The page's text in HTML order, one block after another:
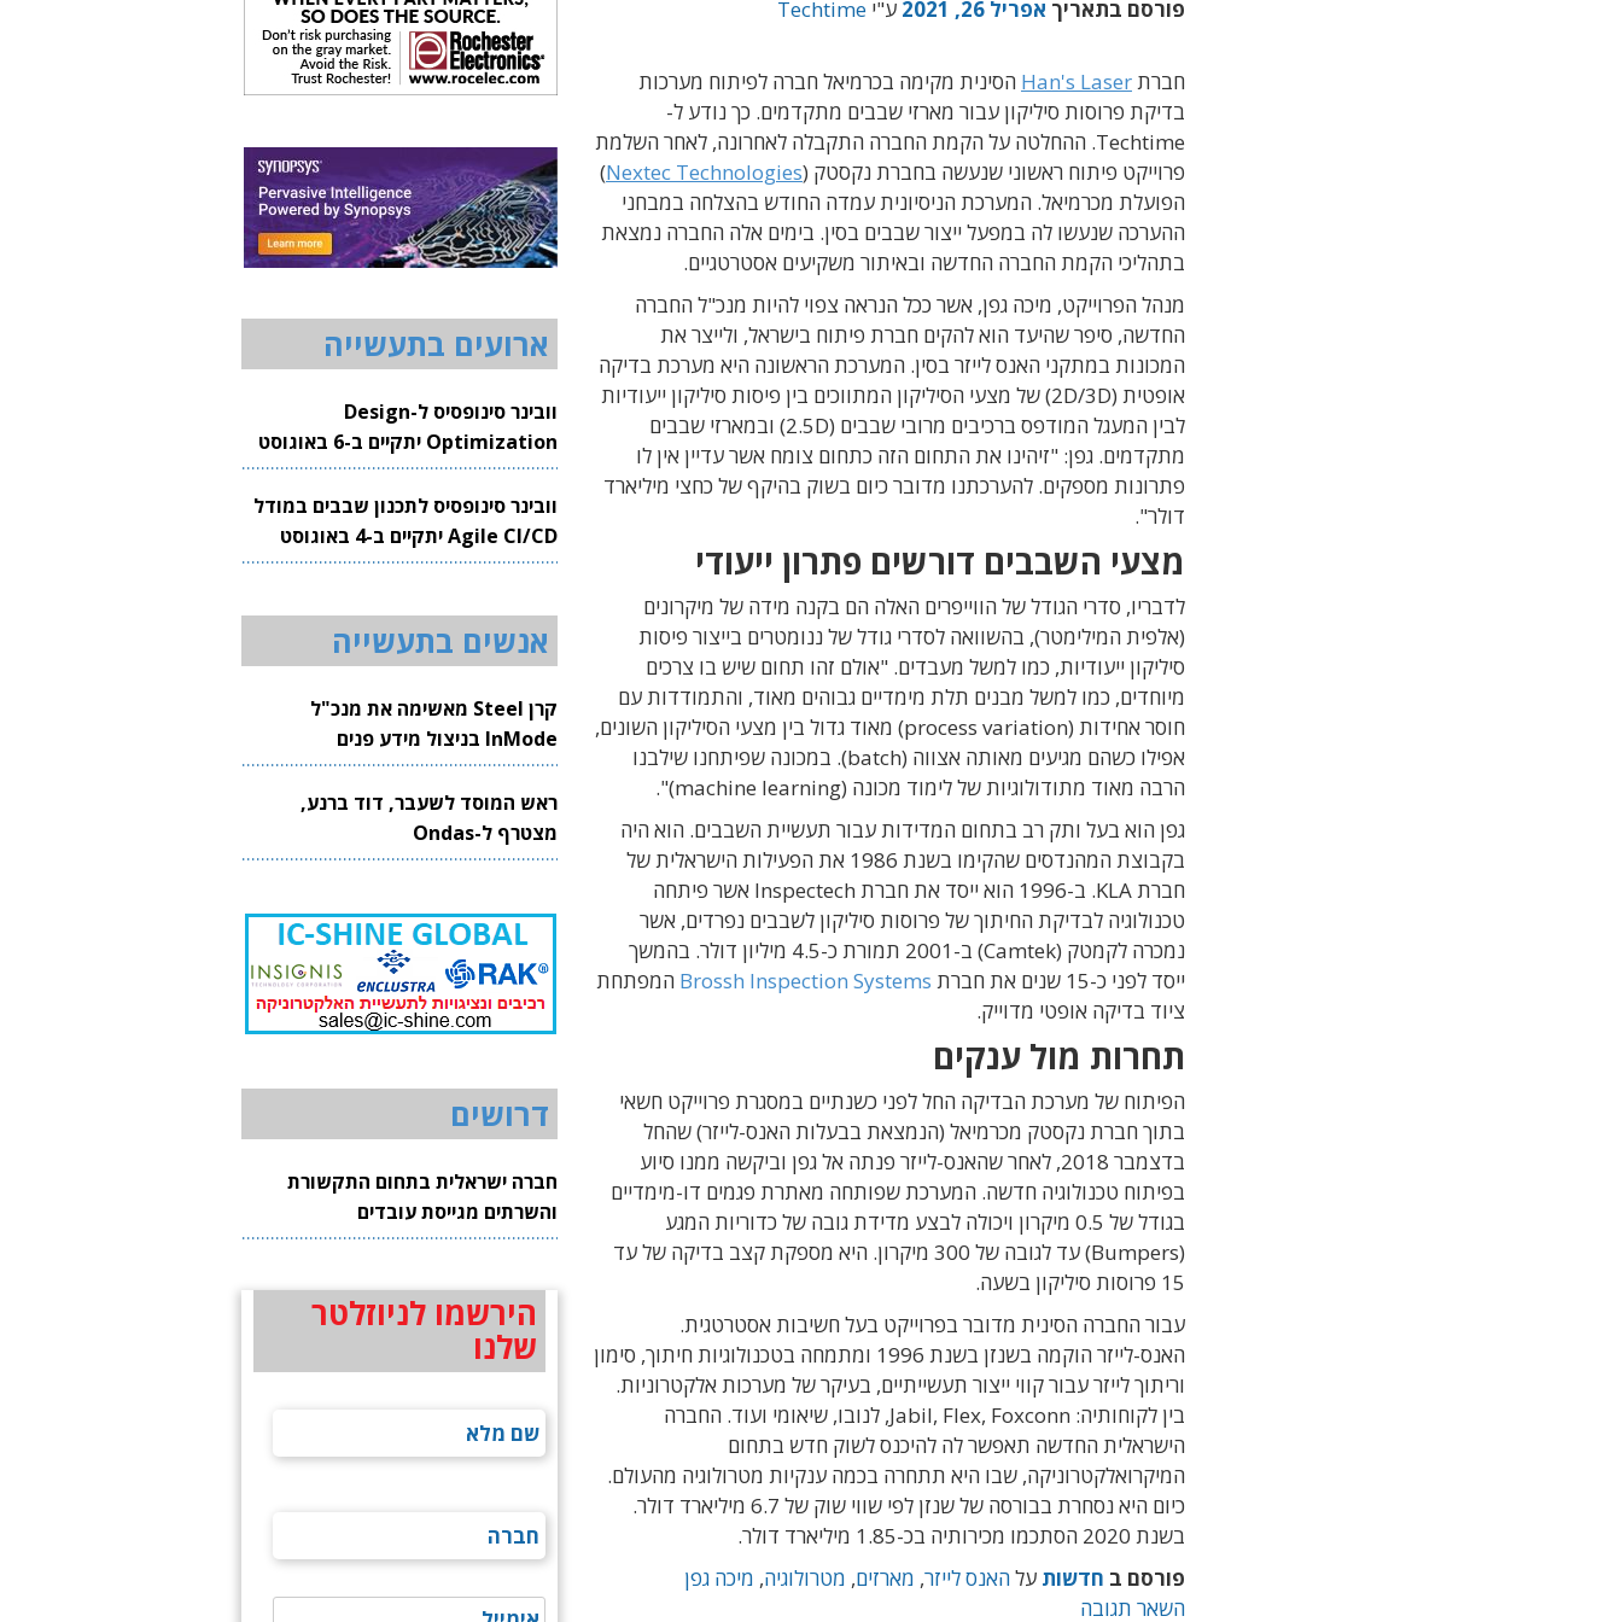
פורסם בתאריך אפריל 26, 2021 ע"י Techtime
חברתHan's Laser הסינית מקימה בכרמיאל חברה לפיתוח מערכות
בדיקת פרוסות סיליקון עבור מארזי שבבים מתקדמים. כך נודע ל-
Techtime. ההחלטה על הקמת החברה התקבלה לאחרונה, לאחר השלמת
פרוייקט פיתוח ראשוני שנעשה בחברת נקסטק (Nextec Technologies
)
הפועלת מכרמיאל. המערכת הניסיונית עמדה החודש בהצלחה במבחני
ההערכה שנעשו לה במפעל ייצור שבבים בסין. בימים אלה החברה נמצאת
בתהליכי הקמת החברה החדשה ובאיתור משקיעים אסטרטגיים.
מנהל הפרוייקט, מיכה גפן, אשר ככל הנראה צפוי להיות מנכ"ל החברה
החדשה, סיפר שהיעד הוא להקים חברת פיתוח בישראל, ולייצר את
המכונות במתקני האנס לייזר בסין. המערכת הראשונה היא מערכת בדיקה
אופטית (2D/3D) של מצעי הסיליקון המתווכים בין פיסות סיליקון ייעודיות
לבין המעגל המודפס ברכיבים מרובי שבבים (2.5D) ובמארזי שבבים
מתקדמים. גפן: "זיהינו את התחום הזה כתחום צומח אשר עדיין אין לו
פתרונות מספקים. להערכתנו מדובר כיום בשוק בהיקף של כחצי מיליארד
דולר".
מצעי השבבים דורשים פתרון ייעודי
לדבריו, סדרי הגודל של הווייפרים האלה הם בקנה מידה של מיקרונים
(אלפית המילימטר), בהשוואה לסדרי גודל של ננומטרים בייצור פיסות
סיליקון ייעודיות, כמו למשל מעבדים. "אולם זהו תחום שיש בו צרכים
מיוחדים, כמו למשל מבנים תלת מימדיים גבוהים מאוד, והתמודדות עם
חוסר אחידות (process variation) מאוד גדול בין מצעי הסיליקון השונים,
אפילו כשהם מגיעים מאותה אצווה (batch). במכונה שפיתחנו שילבנו
הרבה מאוד מתודולוגיות של לימוד מכונה (machine learning)".
גפן הוא בעל ותק רב בתחום המדידות עבור תעשיית השבבים. הוא היה
בקבוצת המהנדסים שהקימו בשנת 1986 את הפעילות הישראלית של
חברת KLA. ב-1996 הוא ייסד את חברת Inspectech אשר פיתחה
טכנולוגיה לבדיקת החיתוך של פרוסות סיליקון לשבבים נפרדים, אשר
נמכרה לקמטק (Camtek) ב-2001 תמורת כ-4.5 מיליון דולר. בהמשך
ייסד לפני כ-15 שנים את חברת
Brossh Inspection Systems המפתחת
ציוד בדיקה אופטי מדוייק.
תחרות מול ענקים
הפיתוח של מערכת הבדיקה החל לפני כשנתיים במסגרת פרוייקט חשאי
בתוך חברת נקסטק מכרמיאל (הנמצאת בבעלות האנס-לייזר) שהחל
בדצמבר 2018, לאחר שהאנס-לייזר פנתה אל גפן וביקשה ממנו סיוע
בפיתוח טכנולוגיה חדשה. המערכת שפותחה מאתרת פגמים דו-מימדיים
בגודל של 0.5 מיקרון ויכולה לבצע מדידת גובה של כדוריות המגע
(Bumpers) עד לגובה של 300 מיקרון. היא מספקת קצב בדיקה של עד
15 פרוסות סיליקון בשעה.
עבור החברה הסינית מדובר בפרוייקט בעל חשיבות אסטרטגית.
האנס-לייזר הוקמה בשנזן בשנת 1996 ומתמחה בטכנולוגיות חיתוך, סימון
וריתוך לייזר עבור קווי ייצור תעשייתיים, בעיקר של מערכות אלקטרוניות.
בין לקוחותיה: Jabil, Flex, Foxconn, לנובו, שיאומי ועוד. החברה
הישראלית החדשה תאפשר לה להיכנס לשוק חדש בתחום
המיקרואלקטרוניקה, שבו היא תתחרה בכמה ענקיות מטרולוגיה מהעולם.
כיום היא נסחרת בבורסה של שנזן לפי שווי שוק של 6.7 מיליארד דולר.
בשנת 2020 הסתכמו מכירותיה בכ-1.85 מיליארד דולר.
פורסם ב חדשות עלהאנס לייזר, מארזים, מטרולוגיה, מיכה גפן
השאר תגובה
ארועים בתעשייה
וובינר סינופסיס ל-Design
Optimization יתקיים ב-6 באוגוסט
2026
וובינר סינופסיס לתכנון שבבים במודל
Agile CI/CD יתקיים ב-4 באוגוסט
2026
אנשים בתעשייה
קרן Steel מאשימה את מנכ"ל
InMode בניצול מידע פנים
ראש המוסד לשעבר, דוד ברנע,
מצטרף ל-Ondas
דרושים
חברה ישראלית בתחום התקשורת
והשרתים מגייסת עובדים
הירשמו לניוזלטר
שלנו